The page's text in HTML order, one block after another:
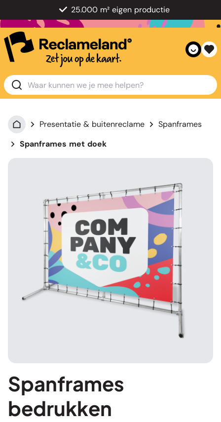
25.000 m² eigen productie
Presentatie & buitenreclame
Spanframes
Spanframes met doek
Spanframes
bedrukken